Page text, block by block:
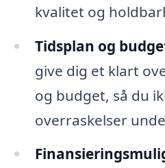
kvalitet og
Tidsplan og
give dig et klart
og budget, så du
overraskelser